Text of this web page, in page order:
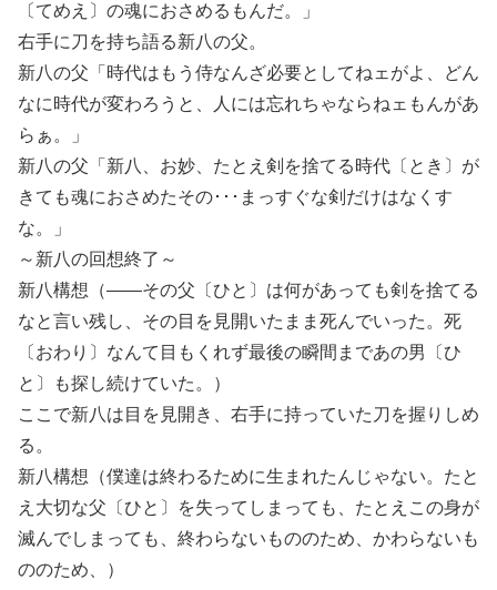
〔てめえ〕の魂におさめるもんだ。」
右手に刀を持ち語る新八の父。
新八の父「時代はもう侍なんざ必要としてねェがよ、どん
なに時代が変わろうと、人には忘れちゃならねェもんがあ
らぁ。」
新八の父「新八、お妙、たとえ剣を捨てる時代〔とき〕が
きても魂におさめたその･･･まっすぐな剣だけはなくす
な。」
～新八の回想終了～
新八構想（――その父〔ひと〕は何があっても剣を捨てる
なと言い残し、その目を見開いたまま死んでいった。死
〔おわり〕なんて目もくれず最後の瞬間まであの男〔ひ
と〕も探し続けていた。）
ここで新八は目を見開き、右手に持っていた刀を握りしめ
る。
新八構想（僕達は終わるために生まれたんじゃない。たと
え大切な父〔ひと〕を失ってしまっても、たとえこの身が
滅んでしまっても、終わらないもののため、かわらないも
ののため、）